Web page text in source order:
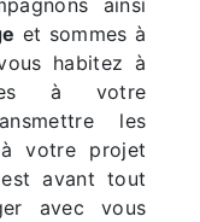
et sommes à
habitez à
à votre
les
à votre projet
avant tout
avec vous